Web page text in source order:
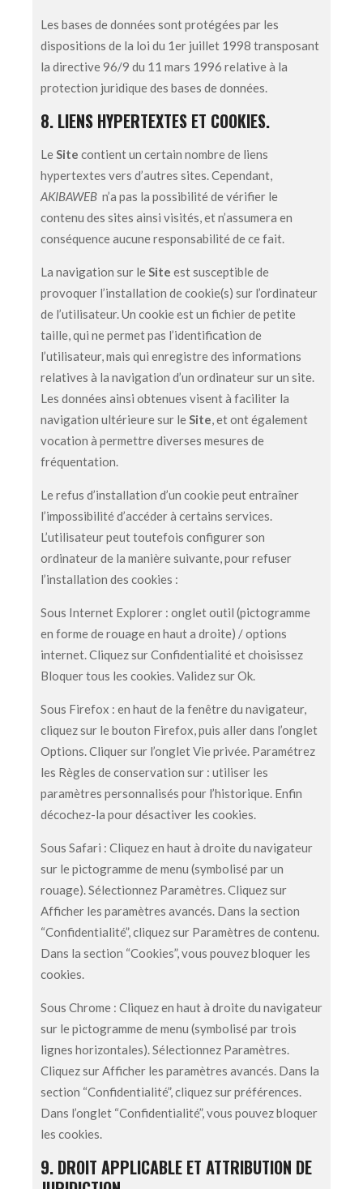
Les bases de données sont protégées par les
dispositions de la loi du 1er juillet 1998 transposant
la directive 96/9 du 11 mars 1996 relative à la
protection juridique des bases de données.
8. LIENS HYPERTEXTES ET COOKIES.
LeSite contient un certain nombre de liens
hypertextes vers d’autres sites. Cependant,
AKIBAWEB n’a pas la possibilité de vérifier le
contenu des sites ainsi visités, et n’assumera en
conséquence aucune responsabilité de ce fait.
La navigation sur leSite est susceptible de
provoquer l’installation de cookie(s) sur l’ordinateur
de l’utilisateur. Un cookie est un fichier de petite
taille, qui ne permet pas l’identification de
l’utilisateur, mais qui enregistre des informations
relatives à la navigation d’un ordinateur sur un site.
Les données ainsi obtenues visent à faciliter la
navigation ultérieure sur leSite, et ont également
vocation à permettre diverses mesures de
fréquentation.
Le refus d’installation d’un cookie peut entraîner
l’impossibilité d’accéder à certains services.
L’utilisateur peut toutefois configurer son
ordinateur de la manière suivante, pour refuser
l’installation des cookies :
Sous Internet Explorer : onglet outil (pictogramme
en forme de rouage en haut a droite) / options
internet. Cliquez sur Confidentialité et choisissez
Bloquer tous les cookies. Validez sur Ok.
Sous Firefox : en haut de la fenêtre du navigateur,
cliquez sur le bouton Firefox, puis aller dans l’onglet
Options. Cliquer sur l’onglet Vie privée. Paramétrez
les Règles de conservation sur : utiliser les
paramètres personnalisés pour l’historique. Enfin
décochez-la pour désactiver les cookies.
Sous Safari : Cliquez en haut à droite du navigateur
sur le pictogramme de menu (symbolisé par un
rouage). Sélectionnez Paramètres. Cliquez sur
Afficher les paramètres avancés. Dans la section
“Confidentialité”, cliquez sur Paramètres de contenu.
Dans la section “Cookies”, vous pouvez bloquer les
cookies.
Sous Chrome : Cliquez en haut à droite du navigateur
sur le pictogramme de menu (symbolisé par trois
lignes horizontales). Sélectionnez Paramètres.
Cliquez sur Afficher les paramètres avancés. Dans la
section “Confidentialité”, cliquez sur préférences.
Dans l’onglet “Confidentialité”, vous pouvez bloquer
les cookies.
9. DROIT APPLICABLE ET ATTRIBUTION DE